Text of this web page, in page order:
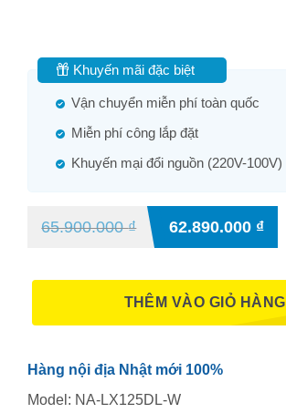
Khuyến mãi đặc biệt
Vận chuyển miễn phí toàn quốc
Miễn phí công lắp đặt
Khuyến mại đổi nguồn (220V-100V)
65.900.000₫ 62.890.000 ₫
THÊM VÀO GIỎ HÀNG
Hàng nội địa Nhật mới 100%
Model: NA-LX125DL-W